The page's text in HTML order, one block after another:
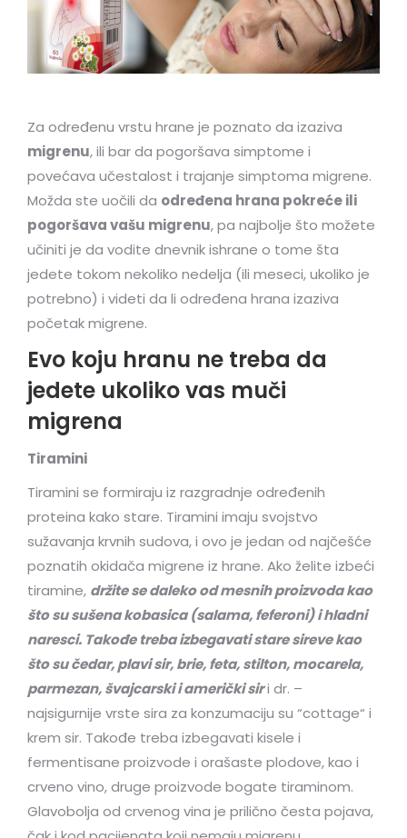
Za određenu vrstu hrane je poznato da izaziva
migrenu, ili bar da pogoršava simptome i
povećava učestalost i trajanje simptoma migrene.
Možda ste uočili da određena hrana pokreće ili
pogoršava vašu migrenu, pa najbolje što možete
učiniti je da vodite dnevnik ishrane o tome šta
jedete tokom nekoliko nedelja (ili meseci, ukoliko je
potrebno) i videti da li određena hrana izaziva
početak migrene.
Evo koju hranu ne treba da
jedete ukoliko vas muči
migrena
Tiramini
Tiramini se formiraju iz razgradnje određenih
proteina kako stare. Tiramini imaju svojstvo
sužavanja krvnih sudova, i ovo je jedan od najčešće
poznatih okidača migrene iz hrane. Ako želite izbeći
tiramine, držite se daleko od mesnih proizvoda kao
što su sušena kobasica (salama, feferoni) i hladni
naresci. Takođe treba izbegavati stare sireve kao
što su čedar, plavi sir, brie, feta, stilton, mocarela,
parmezan, švajcarski i američki siri dr. –
najsigurnije vrste sira za konzumaciju su “cottage“ i
krem sir. Takođe treba izbegavati kisele i
fermentisane proizvode i orašaste plodove, kao i
crveno vino, druge proizvode bogate tiraminom.
Glavobolja od crvenog vina je prilično česta pojava,